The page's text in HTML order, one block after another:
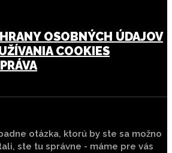
OSOBNÝCH ÚDAJOV
COOKIES
otázka, ktorú by ste sa možno
ste tu správne - máme pre vás